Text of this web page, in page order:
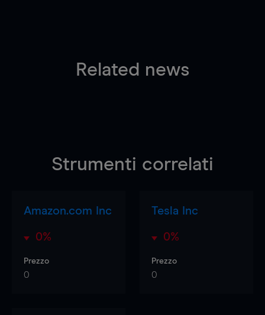
Related news
Strumenti correlati
Amazon.com Inc
0%
Prezzo
0
Tesla Inc
0%
Prezzo
0